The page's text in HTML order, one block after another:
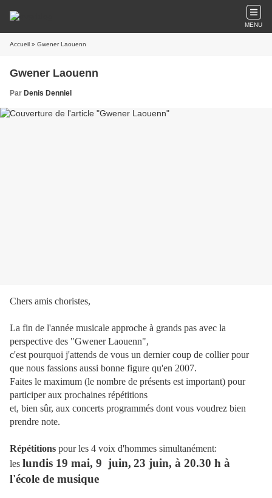
MENU
Accueil » Gwener Laouenn
Gwener Laouenn
Par Denis Denniel
Chers amis choristes,
La fin de l'année musicale approche à grands pas avec la
perspective des "Gwener Laouenn",
c'est pourquoi j'attends de vous un dernier coup de collier pour
que nous fassions aussi bonne figure qu'en 2007.
Faites le maximum (le nombre de présents est important) pour
participer aux prochaines répétitions
et, bien sûr, aux concerts programmés dont vous voudrez bien
prendre note.
Répétitions pour les 4 voix d'hommes simultanément:
les lundis 19 mai, 9 juin, 23 juin, à 20.30 h à
l'école de musique